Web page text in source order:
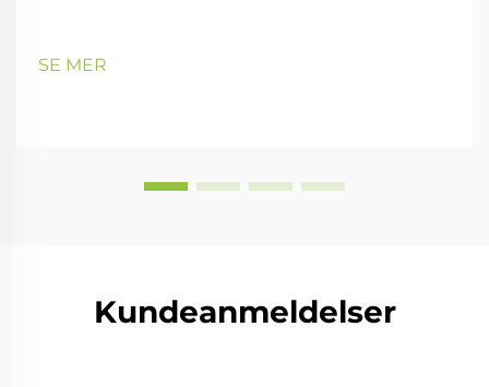
SE MER
Kundeanmeldelser